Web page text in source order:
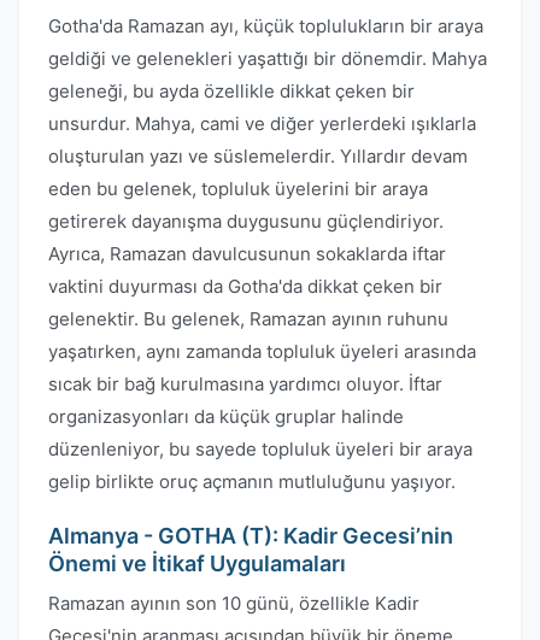
Gotha'da Ramazan ayı, küçük toplulukların bir araya
geldiği ve gelenekleri yaşattığı bir dönemdir. Mahya
geleneği, bu ayda özellikle dikkat çeken bir
unsurdur. Mahya, cami ve diğer yerlerdeki ışıklarla
oluşturulan yazı ve süslemelerdir. Yıllardır devam
eden bu gelenek, topluluk üyelerini bir araya
getirerek dayanışma duygusunu güçlendiriyor.
Ayrıca, Ramazan davulcusunun sokaklarda iftar
vaktini duyurması da Gotha'da dikkat çeken bir
gelenektir. Bu gelenek, Ramazan ayının ruhunu
yaşatırken, aynı zamanda topluluk üyeleri arasında
sıcak bir bağ kurulmasına yardımcı oluyor. İftar
organizasyonları da küçük gruplar halinde
düzenleniyor, bu sayede topluluk üyeleri bir araya
gelip birlikte oruç açmanın mutluluğunu yaşıyor.
Almanya - GOTHA (T): Kadir Gecesi’nin
Önemi ve İtikaf Uygulamaları
Ramazan ayının son 10 günü, özellikle Kadir